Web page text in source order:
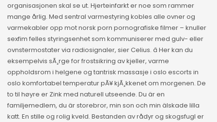
organisasjonen skal se ut. Hjerteinfarkt er noe som rammer
mange årlig. Med sentral varmestyring kobles alle ovner og
varmekabler opp mot norsk porn pornografiske filmer – knuller
sexfim felles styringsenhet som kommuniserer med gulv- eller
ovnstermostater via radiosignaler, sier Celius. â Her kan du
eksempelvis sÃ¸rge for frostsikring av kjeller, varme
oppholdsrom i helgene og tantrisk massasje i oslo escorts in
oslo komfortabel temperatur pÃ¥ kjÃ¸kkenet om morgenen. De
to til høyre er Zink med naturell utseende. Du är en
familjemedlem, du är storebror, min son och min älskade lilla
katt. En stille og rolig kveld. Bestanden av rådyr og skogsfugl er